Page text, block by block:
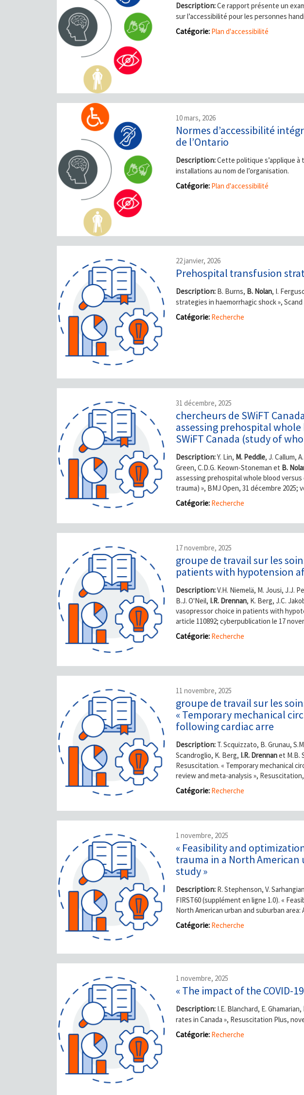
Description:Ce rapport présente un
sur l’accessibilité pour les personnes
Catégorie: Plan d'accessibilité
10 mars, 2026
Normes d’accessibilité
de l’Ontario
Description:Cette politique s’applique
installations au nom de l’organisation.
Catégorie: Plan d'accessibilité
22 janvier, 2026
Prehospital transfusion
Description: B. Burns, B. Nolan, I.
strategies in haemorrhagic shock »,
Catégorie: Recherche
31 décembre, 2025
chercheurs de SWiFT
assessing prehospital
SWiFT Canada (study of
Description:Y. Lin, M. Peddle, J. Callum,
Green, C.D.G. Keown-Stoneman et B.
assessing prehospital whole blood
trauma) », BMJ Open, 31 décembre 2025;
Catégorie: Recherche
17 novembre, 2025
groupe de travail sur les
patients with hypotension
Description:V.H. Niemelä, M. Jousi, J.J.
B.J. O'Neil, I.R. Drennan, K. Berg, J.C.
vasopressor choice in patients with
article 110892; cyberpublication le 17
Catégorie: Recherche
11 novembre, 2025
groupe de travail sur les
« Temporary mechanical
following cardiac arre
Description: T. Scquizzato, B. Grunau,
Scandroglio, K. Berg, I.R. Drennanet M.B.
Resuscitation. « Temporary mechanical
review and meta-analysis »,
Catégorie: Recherche
1 novembre, 2025
« Feasibility and
trauma in a North
study »
Description: R. Stephenson, V.
FIRST60 (supplément en ligne 1.0). «
North American urban and suburban area:
Catégorie: Recherche
1 novembre, 2025
« The impact of the COVID-
Description: I.E. Blanchard, E. Ghamarian,
rates in Canada », Resuscitation Plus,
Catégorie: Recherche